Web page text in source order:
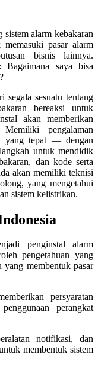
alarm kebakaran
pasar alarm
bisnis lainnya.
Bagaimana saya bisa
segala sesuatu tentang
bereaksi untuk
akan memberikan
pengalaman
yang tepat — dengan
untuk mendidik
dan kode serta
akan memiliki teknisi
yang mengetahui
sistem kelistrikan.
penginstal alarm
pengetahuan yang
yang membentuk pasar
persyaratan
perangkat
notifikasi, dan
membentuk sistem